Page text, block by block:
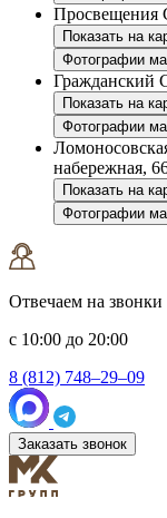
Просвещения
Показать на
Фотографии
Гражданский
Показать на
Фотографии
набережная,
Показать на
Фотографии
Отвечаем на звонки
с 10:00 до 20:00
8 (812) 748–29–09
Заказать звонок